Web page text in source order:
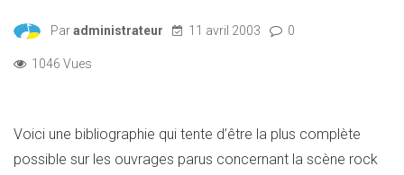
Paradministrateur 11 avril 2003 0
1046 Vues
Voici une bibliographie qui tente d’être la plus complète
possible sur les ouvrages parus concernant la scène rock